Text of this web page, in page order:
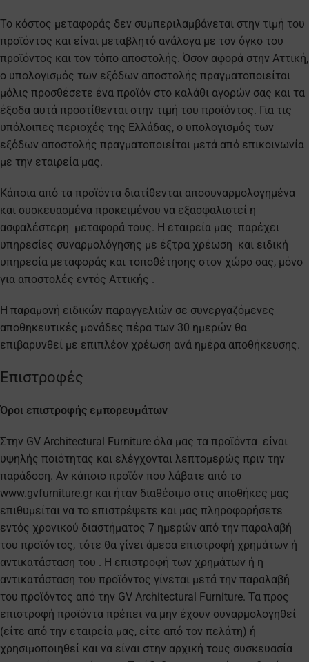
Το κόστος μεταφοράς δεν συμπεριλαμβάνεται στην τιμή του
προϊόντος και είναι μεταβλητό ανάλογα με τον όγκο του
προϊόντος και τον τόπο αποστολής. Όσον αφορά στην Αττική,
ο υπολογισμός των εξόδων αποστολής πραγματοποιείται
μόλις προσθέσετε ένα προϊόν στο καλάθι αγορών σας και τα
έξοδα αυτά προστίθενται στην τιμή του προϊόντος. Για τις
υπόλοιπες περιοχές της Ελλάδας, ο υπολογισμός των
εξόδων αποστολής πραγματοποιείται μετά από επικοινωνία
με την εταιρεία μας.
Κάποια από τα προϊόντα διατίθενται αποσυναρμολογημένα
και συσκευασμένα προκειμένου να εξασφαλιστεί η
ασφαλέστερη μεταφορά τους. Η εταιρεία μας παρέχει
υπηρεσίες συναρμολόγησης με έξτρα χρέωση και ειδική
υπηρεσία μεταφοράς και τοποθέτησης στον χώρο σας, μόνο
για αποστολές εντός Αττικής .
Η παραμονή ειδικών παραγγελιών σε συνεργαζόμενες
αποθηκευτικές μονάδες πέρα των 30 ημερών θα
επιβαρυνθεί με επιπλέον χρέωση ανά ημέρα αποθήκευσης.
Επιστροφές
Όροι επιστροφής εμπορευμάτων
Στην GV Architectural Furniture όλα μας τα προϊόντα είναι
υψηλής ποιότητας και ελέγχονται λεπτομερώς πριν την
παράδοση. Αν κάποιο προϊόν που λάβατε από το
www.gvfurniture.gr και ήταν διαθέσιμο στις αποθήκες μας
επιθυμείται να το επιστρέψετε και μας πληροφορήσετε
εντός χρονικού διαστήματος 7 ημερών από την παραλαβή
του προϊόντος, τότε θα γίνει άμεσα επιστροφή χρημάτων ή
αντικατάσταση του . Η επιστροφή των χρημάτων ή η
αντικατάσταση του προϊόντος γίνεται μετά την παραλαβή
του προϊόντος από την GV Architectural Furniture. Τα προς
επιστροφή προϊόντα πρέπει να μην έχουν συναρμολογηθεί
(είτε από την εταιρεία μας, είτε από τον πελάτη) ή
χρησιμοποιηθεί και να είναι στην αρχική τους συσκευασία